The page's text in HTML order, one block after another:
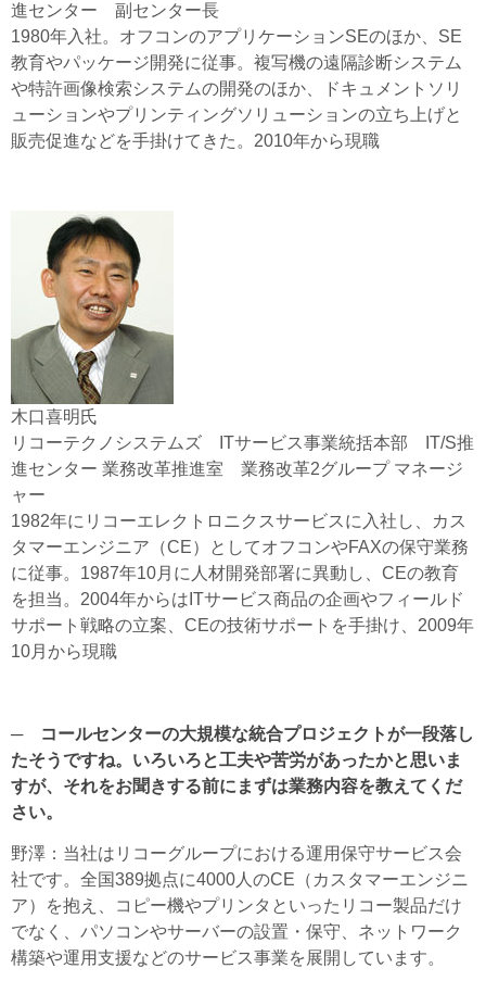
進センター 副センター長
1980年入社。オフコンのアプリケーションSEのほか、SE
教育やパッケージ開発に従事。複写機の遠隔診断システム
や特許画像検索システムの開発のほか、ドキュメントソリ
ューションやプリンティングソリューションの立ち上げと
販売促進などを手掛けてきた。2010年から現職
木口喜明氏
リコーテクノシステムズ ITサービス事業統括本部 IT/S推
進センター 業務改革推進室 業務改革2グループ マネージ
ャー
1982年にリコーエレクトロニクスサービスに入社し、カス
タマーエンジニア（CE）としてオフコンやFAXの保守業務
に従事。1987年10月に人材開発部署に異動し、CEの教育
を担当。2004年からはITサービス商品の企画やフィールド
サポート戦略の立案、CEの技術サポートを手掛け、2009年
10月から現職
─ コールセンターの大規模な統合プロジェクトが一段落し
たそうですね。いろいろと工夫や苦労があったかと思いま
すが、それをお聞きする前にまずは業務内容を教えてくだ
さい。
野澤 ：当社はリコーグループにおける運用保守サービス会
社です。全国389拠点に4000人のCE（カスタマーエンジニ
ア）を抱え、コピー機やプリンタといったリコー製品だけ
でなく、パソコンやサーバーの設置・保守、ネットワーク
構築や運用支援などのサービス事業を展開しています。